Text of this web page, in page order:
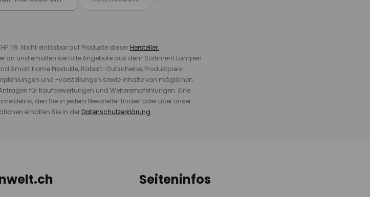
119. Nicht einlösbar auf Produkte dieser Hersteller.
an und erhalten sie tolle Angebote aus dem Sortiment Lampen
Smart Home Produkte, Rabatt-Gutscheine, Produktpreis-
und -vorstellungen sowie Inhalte von möglichen
für Kaufbewertungen und Weiterempfehlungen. Eine
den Sie in jedem Newsletter finden oder über unser
erhalten Sie in der Datenschutzerklärung.
Seiteninfos